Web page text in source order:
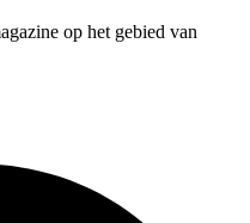
op het gebied van